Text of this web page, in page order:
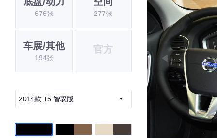
676张 277张
车展/其他
194张
官方
2014款 T5 智驭版